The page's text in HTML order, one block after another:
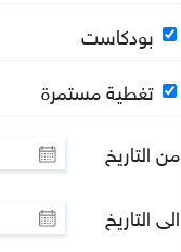
بودكاست
تغطية مستمرة
من التاريخ
الى التاريخ